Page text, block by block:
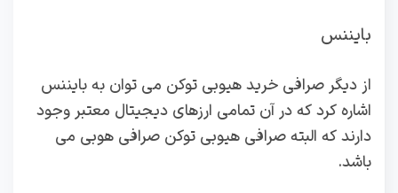
بایننس
از دیگر صرافی خرید هیوبی توکن می توان به بایننس
اشاره کرد که در آن تمامی ارزهای دیجیتال معتبر وجود
دارند که البته صرافی هیوبی توکن صرافی هوبی می
باشد.